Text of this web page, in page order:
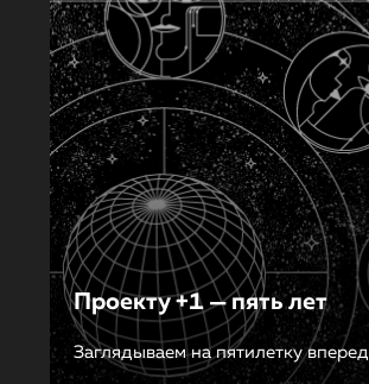
Проекту +1 — пять лет
Заглядываем на пятилетку вперед